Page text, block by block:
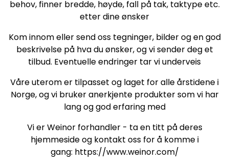
behov, finner bredde, høyde, fall på tak, taktype etc.
etter dine ønsker
Kom innom eller send oss tegninger, bilder og en god
beskrivelse på hva du ønsker, og vi sender deg et
tilbud. Eventuelle endringer tar vi underveis
Våre uterom er tilpasset og laget for alle årstidene i
Norge, og vi bruker anerkjente produkter som vi har
lang og god erfaring med
Vi er Weinor forhandler - ta en titt på deres
hjemmeside og kontakt oss for å komme i
gang: https://www.weinor.com/